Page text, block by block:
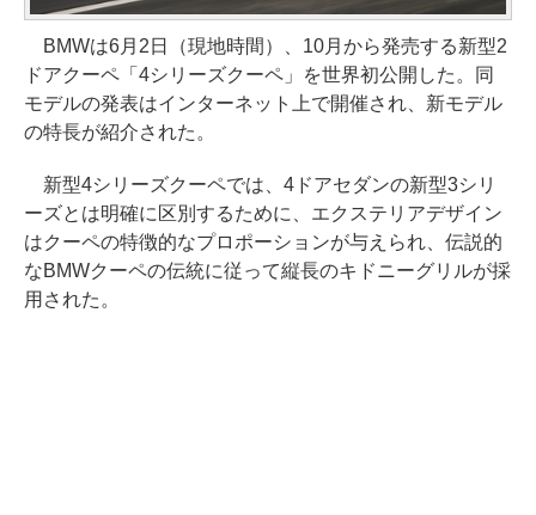
BMWは6月2日（現地時間）、10月から発売する新型2
ドアクーペ「4シリーズクーペ」を世界初公開した。同
モデルの発表はインターネット上で開催され、新モデル
の特長が紹介された。
新型4シリーズクーペでは、4ドアセダンの新型3シリ
ーズとは明確に区別するために、エクステリアデザイン
はクーペの特徴的なプロポーションが与えられ、伝説的
なBMWクーペの伝統に従って縦長のキドニーグリルが採
用された。